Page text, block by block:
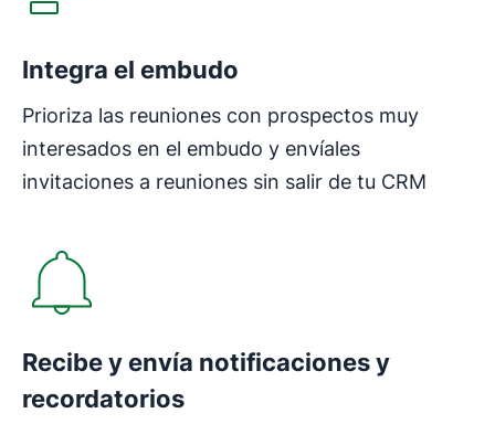
Integra el embudo
Prioriza las reuniones con prospectos muy
interesados en el embudo y envíales
invitaciones a reuniones sin salir de tu CRM
Recibe y envía notificaciones y
recordatorios